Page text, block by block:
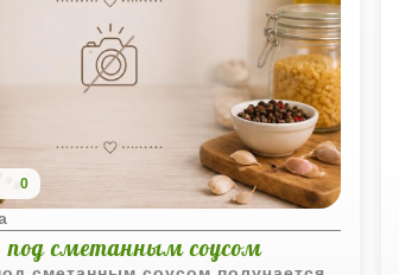
изысканности.
0
сметанным соусом